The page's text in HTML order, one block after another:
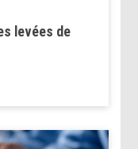
levées de